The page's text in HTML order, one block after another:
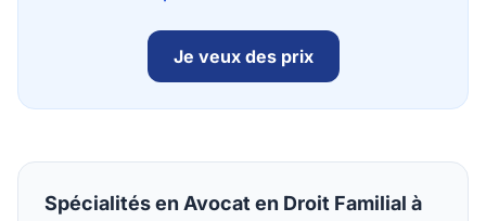
Je veux des prix
Spécialités en Avocat en Droit Familial à